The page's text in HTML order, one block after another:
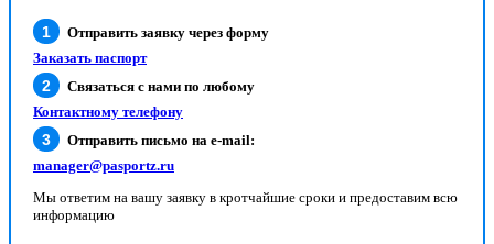
Отправить заявку через форму
Заказать паспорт
Связаться с нами по любому
Контактному телефону
Отправить письмо на e-mail:
manager@pasportz.ru
Мы ответим на вашу заявку в кротчайшие сроки и предоставим всю
информацию